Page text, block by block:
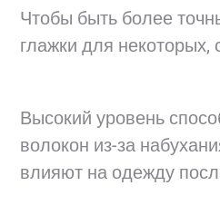
Чтобы быть более
глажки для
Высокий уровень
волокон из-за
влияют на одежду